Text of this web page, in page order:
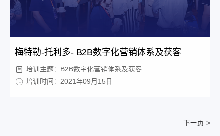
梅特勒-托利多- B2B数字化营销体系及获客
培训主题：B2B数字化营销体系及获客
培训时间：2021年09月15日
>